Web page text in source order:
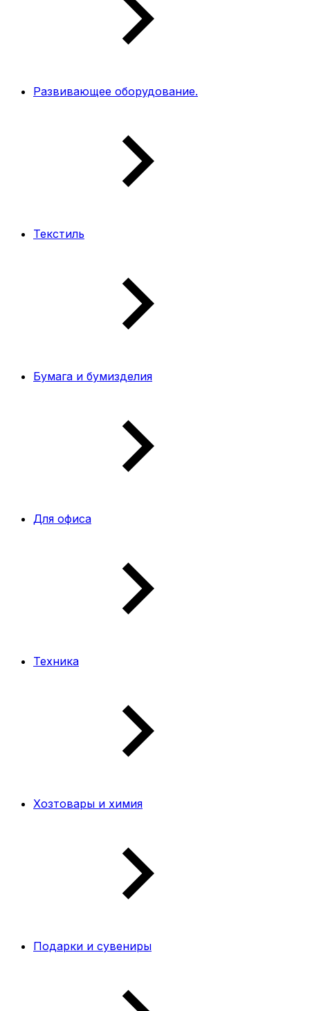
Развивающее оборудование.
Текстиль
Бумага и бумизделия
Для офиса
Техника
Хозтовары и химия
Подарки и сувениры